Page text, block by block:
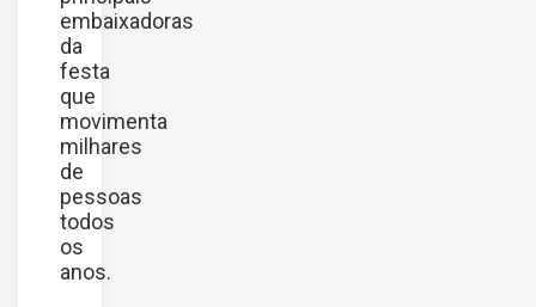
embaixadoras
da
festa
que
movimenta
milhares
de
pessoas
todos
os
anos.